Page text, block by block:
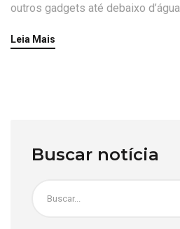
outros gadgets até debaixo d’água.
Leia Mais
Buscar notícia